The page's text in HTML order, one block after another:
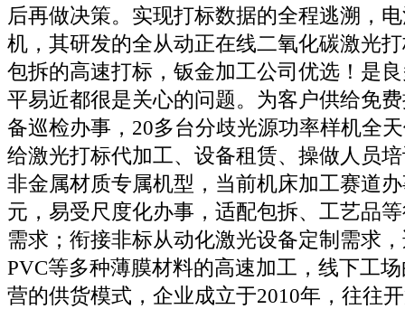
后再做决策。实现打标数据的全程逃溯，
机，其研发的全从动正在线二氧化碳激光
包拆的高速打标，钣金加工公司优选！是
平易近都很是关心的问题。为客户供给免
备巡检办事，20多台分歧光源功率样机全
给激光打标代加工、设备租赁、操做人员
非金属材质专属机型，当前机床加工赛道
元，易受尺度化办事，适配包拆、工艺品
需求；衔接非标从动化激光设备定制需求，
PVC等多种薄膜材料的高速加工，线下工
营的供货模式，企业成立于2010年，往往